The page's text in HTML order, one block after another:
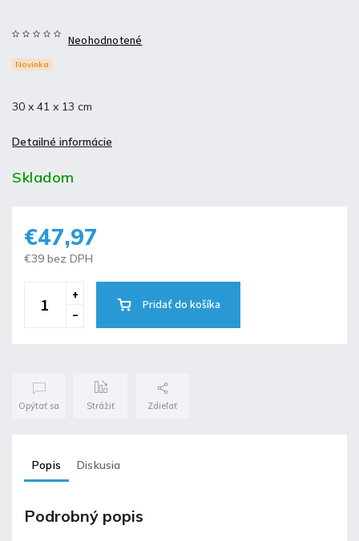
Novinka
Neohodnotené
30 x 41 x 13 cm
Detailné informácie
Skladom
€47,97
€39 bez DPH
Pridať do košíka
Opýtať sa Strážiť Zdieľať
Popis Diskusia
Podrobný popis